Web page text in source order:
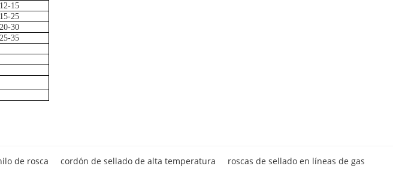
12-15
15-25
20-30
25-35
de rosca cordón de sellado de alta temperatura
roscas de sellado en líneas de gas